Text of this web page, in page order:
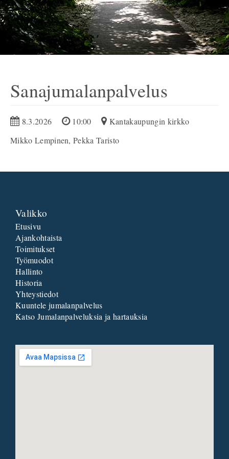
Sanajumalanpalvelus
8.3.2026 10:00
Kantakaupungin kirkko
Mikko Lempinen, Pekka Taristo
Valikko
Etusivu
Ajankohtaista
Toimitukset
Työmuodot
Hallinto
Historia
Yhteystiedot
Kuuntele jumalanpalvelus
Katso Jumalanpalveluksia ja hartauksia